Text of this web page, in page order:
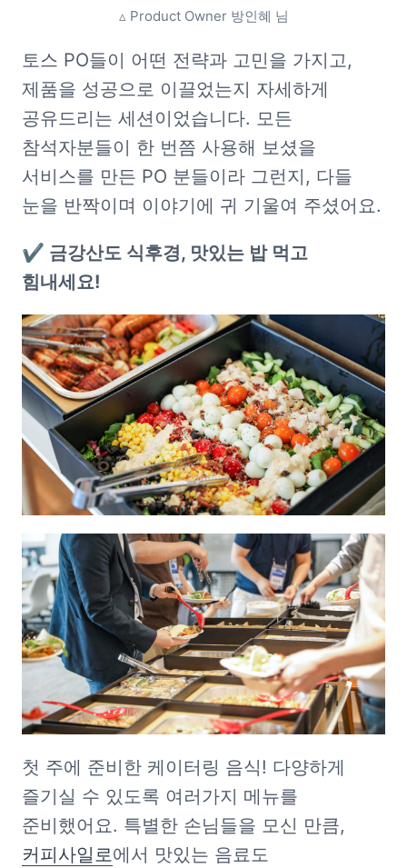
▵ Product Owner 방인혜 님
토스 PO들이 어떤 전략과 고민을 가지고,
제품을 성공으로 이끌었는지 자세하게
공유드리는 세션이었습니다. 모든
참석자분들이 한 번쯤 사용해 보셨을
서비스를 만든 PO 분들이라 그런지, 다들
눈을 반짝이며 이야기에 귀 기울여 주셨어요.
✔️ 금강산도 식후경, 맛있는 밥 먹고
힘내세요!
첫 주에 준비한 케이터링 음식! 다양하게
즐기실 수 있도록 여러가지 메뉴를
커피사일로에서 맛있는 음료도